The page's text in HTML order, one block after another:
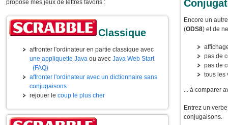
propose mes jeux de lettres favoris :
Classique
affronter l'ordinateur en partie classique avec
une appliquette Java ou avec Java Web Start
(FAQ)
affronter l'ordinateur avec un dictionnaire sans
conjugaisons
rejouer le coup le plus cher
Encore un
(ODS8) et de
pas de
pas de
tous les
... à comparer
Entrez un
conjugaisons.